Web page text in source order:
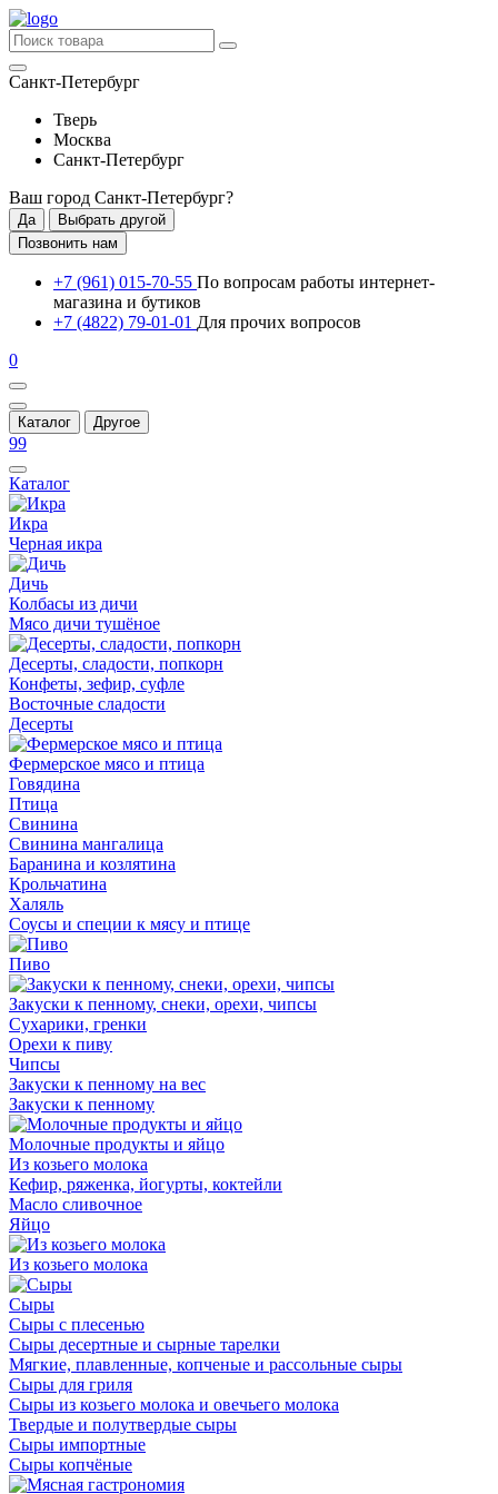
Санкт-Петербург
Тверь
Москва
Санкт-Петербург
Ваш город Санкт-Петербург?
Да
Выбрать другой
Позвонить нам
+7 (961) 015-70-55 По вопросам работы интернет-
магазина и бутиков
+7 (4822) 79-01-01 Для прочих вопросов
0
Каталог Другое
99
Каталог
Икра
Черная икра
Дичь
Колбасы из дичи
Мясо дичи тушёное
Десерты, сладости, попкорн
Конфеты, зефир, суфле
Восточные сладости
Десерты
Фермерское мясо и птица
Говядина
Птица
Свинина
Свинина мангалица
Баранина и козлятина
Крольчатина
Халяль
Соусы и специи к мясу и птице
Пиво
Закуски к пенному, снеки, орехи, чипсы
Сухарики, гренки
Орехи к пиву
Чипсы
Закуски к пенному на вес
Закуски к пенному
Молочные продукты и яйцо
Из козьего молока
Кефир, ряженка, йогурты, коктейли
Масло сливочное
Яйцо
Из козьего молока
Сыры
Сыры с плесенью
Сыры десертные и сырные тарелки
Мягкие, плавленные, копченые и рассольные сыры
Сыры для гриля
Сыры из козьего молока и овечьего молока
Твердые и полутвердые сыры
Сыры импортные
Сыры копчёные